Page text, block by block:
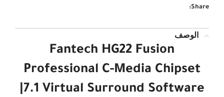
Share:
الوصف
Fantech HG22 Fusion
Professional C-Media Chipset
|7.1 Virtual Surround Software